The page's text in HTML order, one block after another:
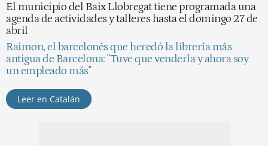
El municipio del Baix Llobregat tiene programada una
agenda de actividades y talleres hasta el domingo 27 de
abril
Raimon, el barcelonés que heredó la librería más
antigua de Barcelona: "Tuve que venderla y ahora soy
un empleado más"
Leer en Catalán